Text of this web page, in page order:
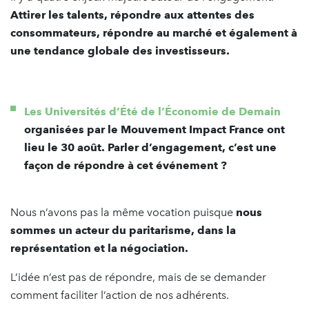
Attirer les talents, répondre aux attentes des
consommateurs, répondre au marché et également à
une tendance globale des investisseurs.
Les Universités d’Été de l’Économie de Demain
organisées par le Mouvement Impact France ont
lieu le 30 août. Parler d’engagement, c’est une
façon de répondre à cet événement ?
Nous n’avons pas la même vocation puisque nous
sommes un acteur du paritarisme, dans la
représentation et la négociation.
L’idée n’est pas de répondre, mais de se demander
comment faciliter l’action de nos adhérents.